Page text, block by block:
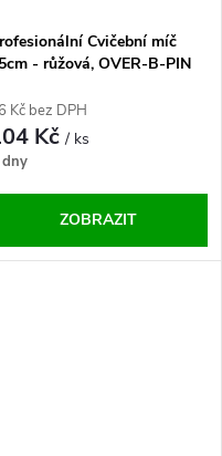
Cvičební míč
- růžová, OVER-B-PIN
Kč bez DPH
Kč/ ks
ZOBRAZIT